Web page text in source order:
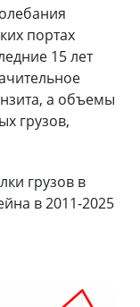
портах
15 лет
а объемы
грузов,
грузов в
в 2011-2025